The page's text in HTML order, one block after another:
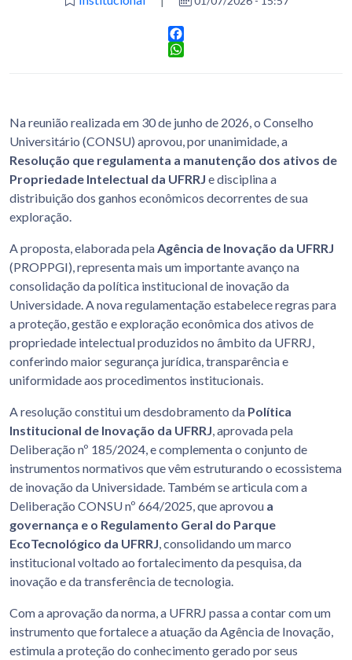
Facebook
Na reunião realizada em 30 de junho de 2026, o Conselho
Universitário (CONSU) aprovou, por unanimidade, a
Resolução que regulamenta a manutenção dos ativos de
Propriedade Intelectual da UFRRJ e disciplina a
distribuição dos ganhos econômicos decorrentes de sua
exploração.
A proposta, elaborada pela Agência de Inovação da UFRRJ
(PROPPGI), representa mais um importante avanço na
consolidação da política institucional de inovação da
Universidade. A nova regulamentação estabelece regras para
a proteção, gestão e exploração econômica dos ativos de
propriedade intelectual produzidos no âmbito da UFRRJ,
conferindo maior segurança jurídica, transparência e
uniformidade aos procedimentos institucionais.
A resolução constitui um desdobramento da Política
Institucional de Inovação da UFRRJ , aprovada pela
Deliberação nº 185/2024, e complementa o conjunto de
instrumentos normativos que vêm estruturando o ecossistema
de inovação da Universidade. Também se articula com a
Deliberação CONSU nº 664/2025, que aprovou a
governança e o Regulamento Geral do Parque
EcoTecnológico da UFRRJ , consolidando um marco
institucional voltado ao fortalecimento da pesquisa, da
inovação e da transferência de tecnologia.
Com a aprovação da norma, a UFRRJ passa a contar com um
instrumento que fortalece a atuação da Agência de Inovação,
estimula a proteção do conhecimento gerado por seus